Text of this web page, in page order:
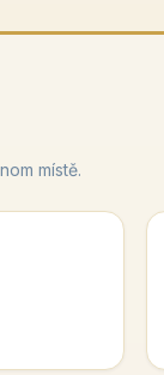
místě.